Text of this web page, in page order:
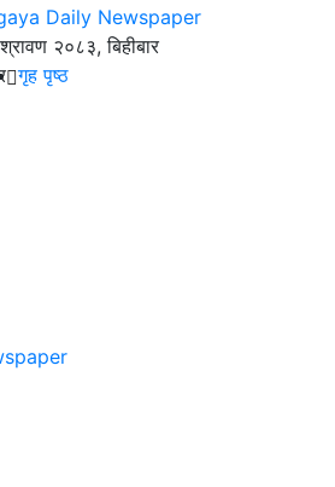
२०८३, बिहीबार
गृह पृष्ठ